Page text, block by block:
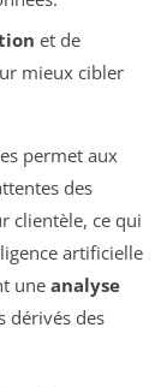
et de
mieux cibler
permet aux
des
clientèle, ce qui
artificielle
une analyse
dérivés des